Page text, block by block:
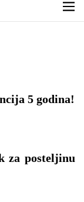
M
e
5 godina!
za posteljinu